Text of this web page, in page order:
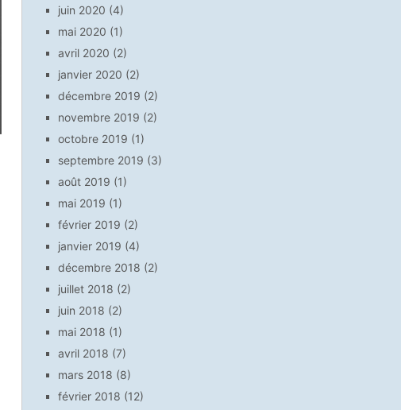
juin 2020 (4)
mai 2020 (1)
avril 2020 (2)
janvier 2020 (2)
décembre 2019 (2)
novembre 2019 (2)
octobre 2019 (1)
septembre 2019 (3)
août 2019 (1)
mai 2019 (1)
février 2019 (2)
janvier 2019 (4)
décembre 2018 (2)
juillet 2018 (2)
juin 2018 (2)
mai 2018 (1)
avril 2018 (7)
mars 2018 (8)
février 2018 (12)